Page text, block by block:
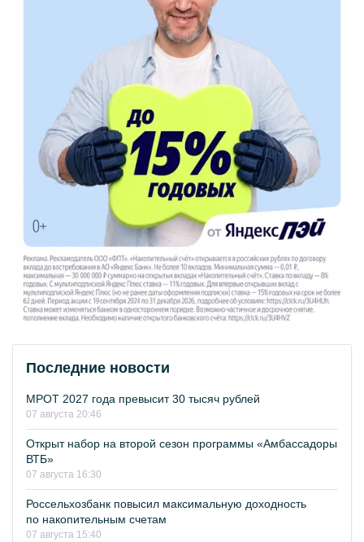
Последние новости
МРОТ 2027 года превысит 30 тысяч рублей
07 августа 20:46
Открыт набор на второй сезон программы «Амбассадоры
ВТБ»
07 августа 16:30
Россельхозбанк повысил максимальную доходность
по накопительным счетам
07 августа 15:40